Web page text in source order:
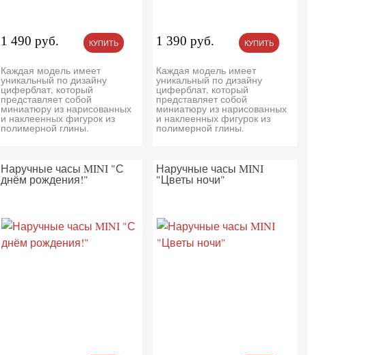
1 490 руб. КУПИТЬ
Каждая модель имеет
уникальный по дизайну
циферблат, который
представляет собой
миниатюру из нарисованных
и наклеенных фигурок из
полимерной глины.
1 390 руб. КУПИТЬ
Каждая модель имеет
уникальный по дизайну
циферблат, который
представляет собой
миниатюру из нарисованных
и наклеенных фигурок из
полимерной глины.
Наручные часы MINI "С
днём рождения!"
Наручные часы MINI
"Цветы ночи"